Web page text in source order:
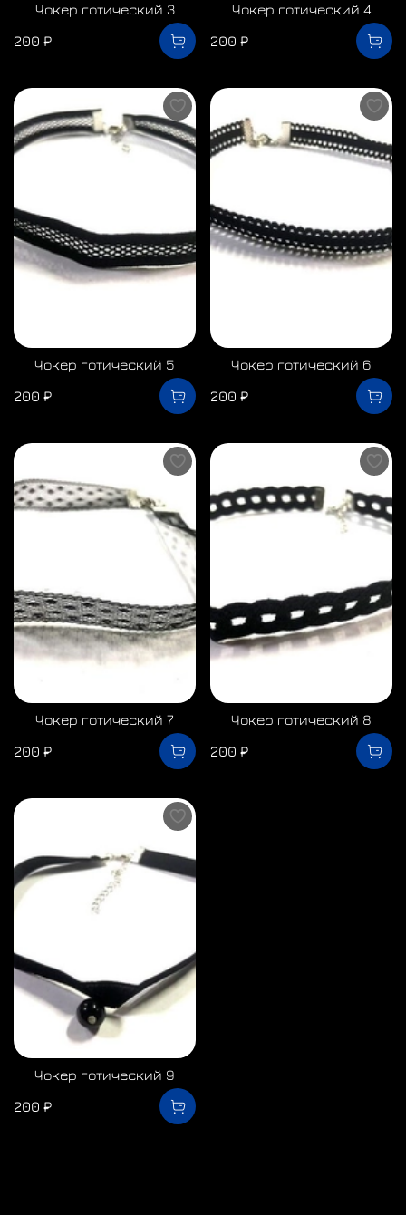
Чокер готический 3
200 ₽
Чокер готический 4
200 ₽
Чокер готический 5
200 ₽
Чокер готический 6
200 ₽
Чокер готический 7
200 ₽
Чокер готический 8
200 ₽
Чокер готический 9
200 ₽